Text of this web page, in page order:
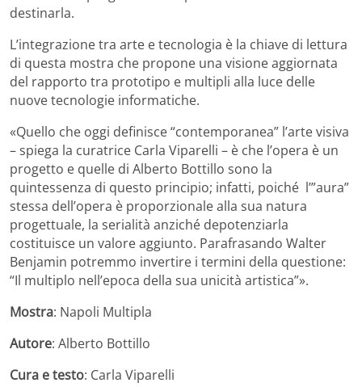
destinarla.
L’integrazione tra arte e tecnologia è la chiave di lettura
di questa mostra che propone una visione aggiornata
del rapporto tra prototipo e multipli alla luce delle
nuove tecnologie informatiche.
«Quello che oggi definisce “contemporanea” l’arte visiva
– spiega la curatrice Carla Viparelli – è che l’opera è un
progetto e quelle di Alberto Bottillo sono la
quintessenza di questo principio; infatti, poiché l’”aura”
stessa dell’opera è proporzionale alla sua natura
progettuale, la serialità anziché depotenziarla
costituisce un valore aggiunto. Parafrasando Walter
Benjamin potremmo invertire i termini della questione:
“Il multiplo nell’epoca della sua unicità artistica”».
Mostra: Napoli Multipla
Autore: Alberto Bottillo
Cura e testo: Carla Viparelli